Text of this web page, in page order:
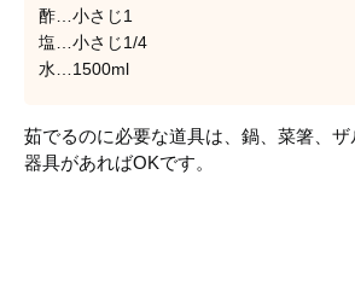
酢…小さじ1
塩…小さじ1/4
水…1500ml
茹でるのに必要な道具は、鍋、菜箸、
器具があればOKです。